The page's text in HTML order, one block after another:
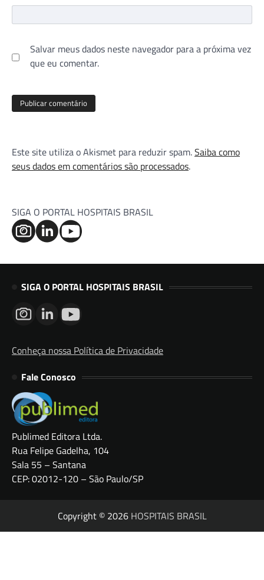
Salvar meus dados neste navegador para a próxima vez
que eu comentar.
Este site utiliza o Akismet para reduzir spam.Saiba como
seus dados em comentários são processados.
SIGA O PORTAL HOSPITAIS BRASIL
SIGA O PORTAL HOSPITAIS BRASIL
Conheça nossa Política de Privacidade
Fale Conosco
Publimed Editora Ltda.
Rua Felipe Gadelha, 104
Sala 55 – Santana
CEP: 02012-120 – São Paulo/SP
Copyright © 2026 HOSPITAIS BRASIL